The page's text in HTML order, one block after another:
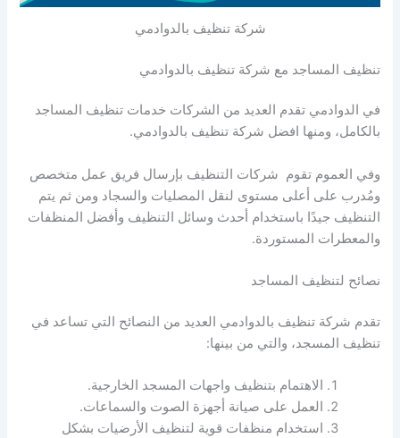
شركة تنظيف بالدوادمي
تنظيف المساجد مع شركة تنظيف بالدوادمي
في الدوادمي تقدم العديد من الشركات خدمات تنظيف المساجد
بالكامل، ومنها افضل شركة تنظيف بالدوادمي.
وفي العموم تقوم شركات التنظيف بإرسال فريق عمل متخصص
ومُدرب على أعلى مستوى لنقل المصليات والسجاد ومن ثم يتم
التنظيف جيدًا باستخدام أحدث وسائل التنظيف وأفضل المنظفات
والمعطرات المستوردة.
نصائح لتنظيف المساجد
تقدم شركة تنظيف بالدوادمي العديد من النصائح التي تساعد في
تنظيف المسجد، والتي من بينها:
الاهتمام بتنظيف واجهات المسجد الخارجية.
العمل على صيانة أجهزة الصوت والسماعات.
استخدام منظفات قوية لتنظيف الأرضيات بشكل